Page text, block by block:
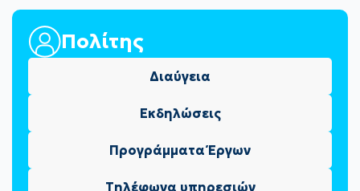
Πολίτης
Διαύγεια
Εκδηλώσεις
Προγράμματα Έργων
Τηλέφωνα υπηρεσιών